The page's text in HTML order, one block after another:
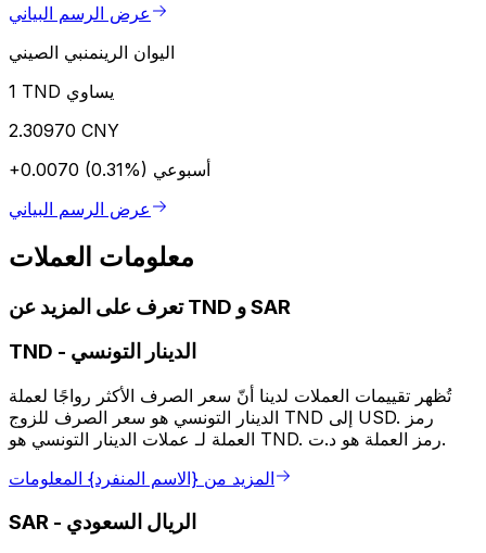
عرض الرسم البياني
اليوان الرينمنبي الصيني
1 TND يساوي
2.30970 CNY
+0.0070 (0.31%) أسبوعي
عرض الرسم البياني
معلومات العملات
تعرف على المزيد عن TND و SAR
TND - الدينار التونسي
تُظهر تقييمات العملات لدينا أنّ سعر الصرف الأكثر رواجًا لعملة
الدينار التونسي هو سعر الصرف للزوج TND إلى USD. رمز
العملة لـ عملات الدينار التونسي هو TND. رمز العملة هو د.ت.
المزيد من {الاسم المنفرد} المعلومات
SAR - الريال السعودي